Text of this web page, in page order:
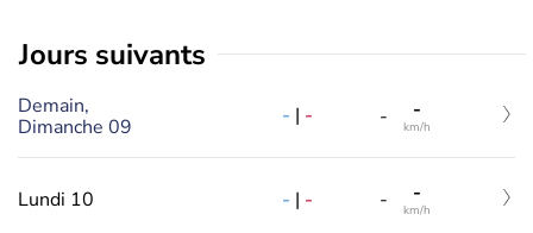
jours suivants
Demain,
Dimanche 09
- | - - -
km/h
Lundi 10 - | - - -
km/h